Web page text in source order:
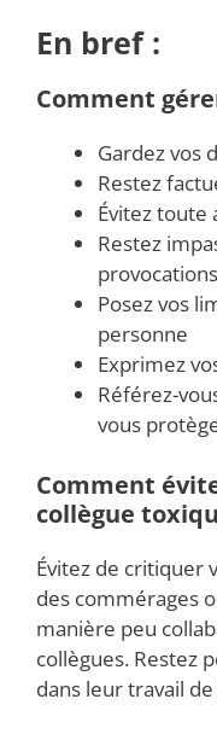
En bref :
Comment
Gardez vos
Restez
Évitez toute
Restez
provocations
Posez vos
personne
Exprimez
Référez-
vous
Comment
collègue
Évitez de critiquer
des commérages
manière peu
collègues. Restez
dans leur travail